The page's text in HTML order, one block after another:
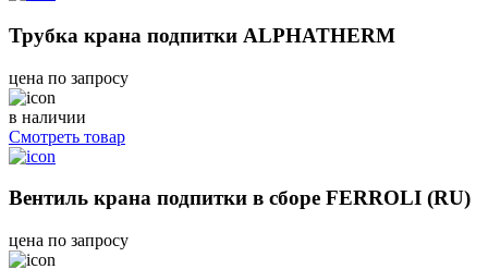
Трубка крана подпитки ALPHATHERM
цена по запросу
в наличии
Смотреть товар
Вентиль крана подпитки в сборе FERROLI (RU)
цена по запросу